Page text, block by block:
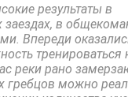
результаты в
в
Впереди
тренироваться
реки рано
гребцов можно